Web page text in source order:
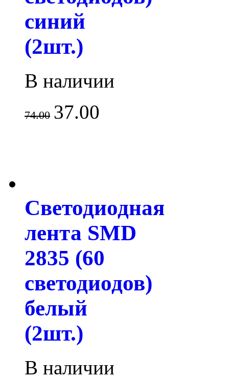
синий
(2шт.)
В наличии
74.00 37.00
Светодиодная
лента SMD
2835 (60
светодиодов)
белый
(2шт.)
В наличии